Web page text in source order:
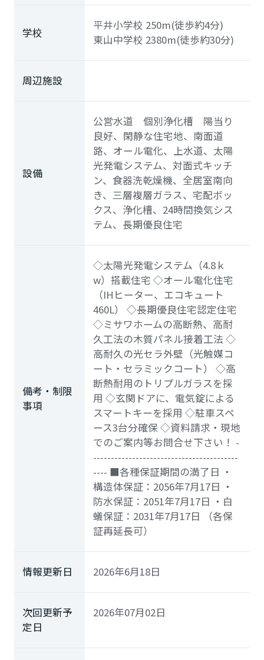
学校
平井小学校 250m(徒歩約4分)
東山中学校 2380m(徒歩約30分)
周辺施設
設備
公営水道 個別浄化槽 陽当り
良好、閑静な住宅地、南面道
路、オール電化、上水道、太陽
光発電システム、対面式キッチ
ン、食器洗乾燥機、全居室南向
き、三層複層ガラス、宅配ボッ
クス、浄化槽、24時間換気シス
テム、長期優良住宅
備考・制限
事項
◇太陽光発電システム（4.8ｋ
w）搭載住宅 ◇オール電化住宅
（IHヒーター、エコキュート
460L） ◇長期優良住宅認定住宅
◇ミサワホームの高断熱、高耐
久工法の木質パネル接着工法 ◇
高耐久の光セラ外壁（光触媒コ
ート・セラミックコート） ◇高
断熱耐用のトリプルガラスを採
用 ◇玄関ドアに、電気錠による
スマートキーを採用 ◇駐車スペ
ース3台分確保 ◇資料請求・現地
でのご案内等お問合せ下さい！ -
-----------------------------------------
---- ■各種保証期間の満了日 ・
構造体保証：2056年7月17日 ・
防水保証：2051年7月17日 ・白
蟻保証：2031年7月17日 （各保
証再延長可）
情報更新日 2026年6月18日
次回更新予
定日
2026年07月02日